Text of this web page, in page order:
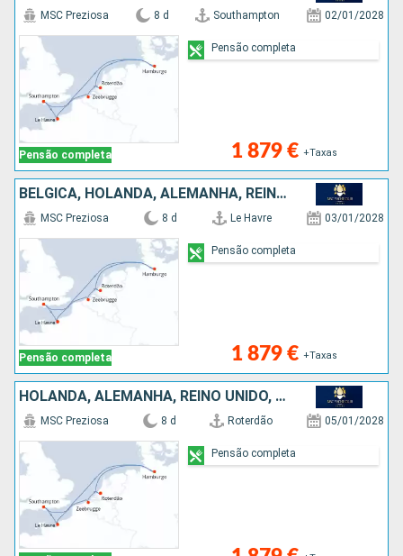
Pensão completa
MSC Preziosa 8 d Southampton 02/01/2028
1 879 € +Taxas
Pensão completa
BÉLGICA, HOLANDA, ALEMANHA, REINO UNIDO, FRANÇA
Pensão completa
MSC Preziosa 8 d Le Havre 03/01/2028
1 879 € +Taxas
Pensão completa
HOLANDA, ALEMANHA, REINO UNIDO, FRANÇA, BÉLGICA
MSC Preziosa 8 d Roterdão 05/01/2028
Pensão completa